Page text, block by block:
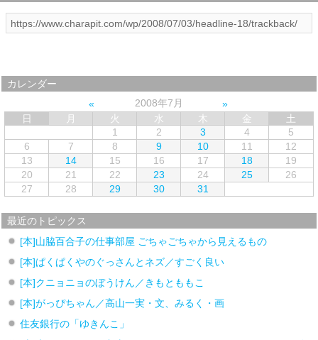
カレンダー
2008年7月
日
月 火 水 木 金
土
1
2 3 4
5
6
7 8 9 10 11
12
13
14 15 16 17 18
19
20
21 22 23 24 25
26
27
28 29 30 31
最近のトピックス
[本]山脇百合子の仕事部屋 ごちゃごちゃから見えるもの
[本]ぱくぱくやのぐっさんとネズ／すごく良い
[本]クニョニョのぼうけん／きもとももこ
[本]がっぴちゃん／高山一実・文、みるく・画
住友銀行の「ゆきんこ」